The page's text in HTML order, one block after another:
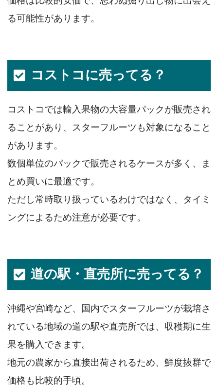
る可能性があります。
コストコに売ってる？
コストコでは輸入果物の大容量パックが販売され
ることがあり、スターフルーツも対象になること
があります。
数個単位のパックで販売されるケースが多く、ま
とめ買いに最適です。
ただし常時取り扱っているわけではなく、タイミ
ングによるため注意が必要です。
道の駅・直売所に売ってる？
沖縄や宮崎など、国内でスターフルーツが栽培さ
れている地域の道の駅や直売所では、収穫期に生
果を購入できます。
地元の農家から直接出荷されるため、鮮度抜群で
価格も比較的手頃。